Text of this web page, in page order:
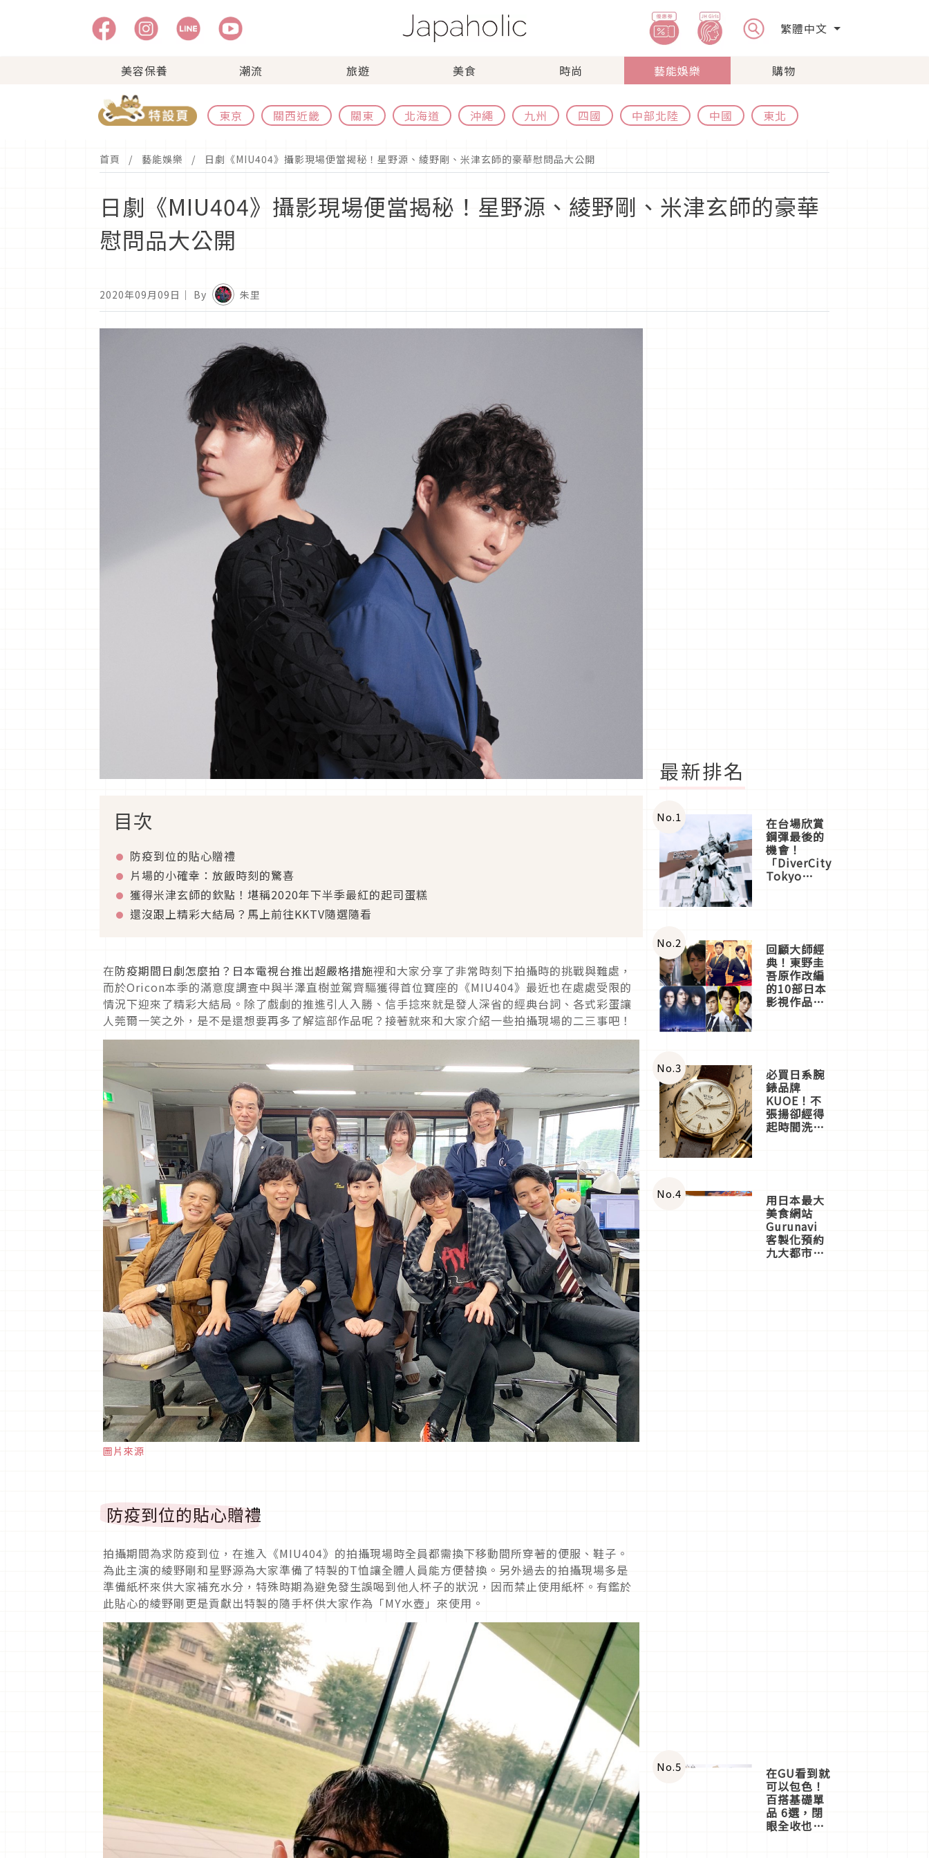
繁體中文
美容保養 潮流 旅遊 美食 時尚 藝能娛樂 購物
東京 關西近畿 關東 北海道 沖繩 九州 四國 中部北陸 中國 東北
首頁 藝能娛樂 日劇《MIU404》攝影現場便當揭秘！星野源、綾野剛、米津玄師的豪華慰問品大公開
日劇《MIU404》攝影現場便當揭秘！星野源、綾野剛、米津玄師的豪華
慰問品大公開
2020年09月09日 ｜ By 朱里
目次
防疫到位的貼心贈禮
片場的小確幸：放飯時刻的驚喜
獲得米津玄師的欽點！堪稱2020年下半季最紅的起司蛋糕
還沒跟上精彩大結局？馬上前往KKTV隨選隨看
在防疫期間日劇怎麼拍？日本電視台推出超嚴格措施裡和大家分享了非常時刻下拍攝時的挑戰與難處，
而於Oricon本季的滿意度調查中與半澤直樹並駕齊驅獲得首位寶座的《MIU404》最近也在處處受限的
情況下迎來了精彩大結局。除了戲劇的推進引人入勝、信手捻來就是發人深省的經典台詞、各式彩蛋讓
人莞爾一笑之外，是不是還想要再多了解這部作品呢？接著就來和大家介紹一些拍攝現場的二三事吧！
圖片來源
防疫到位的貼心贈禮
拍攝期間為求防疫到位，在進入《MIU404》的拍攝現場時全員都需換下移動間所穿著的便服、鞋子。
為此主演的綾野剛和星野源為大家準備了特製的T恤讓全體人員能方便替換。另外過去的拍攝現場多是
準備紙杯來供大家補充水分，特殊時期為避免發生誤喝到他人杯子的狀況，因而禁止使用紙杯。有鑑於
此貼心的綾野剛更是貢獻出特製的隨手杯供大家作為「MY水壺」來使用。
最新排名
No.1 在台場欣賞
鋼彈最後的
機會！
「DiverCity
Tokyo
體驗
No.2 回顧大師經
典！東野圭
吾原作改編
的10部日本
影視作品推
No.3 必買日系腕
錶品牌
KUOE！不
張揚卻經得
起時間洗鍊
No.4 用日本最大
美食網站
Gurunavi
客製化預約
九大都市餐
No.5 在GU看到就
可以包色！
百搭基礎單
品 6選，閉
眼全收也不